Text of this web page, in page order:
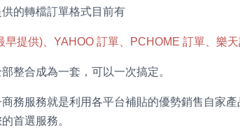
供的轉檔訂單格式目前有
早提供)、YAHOO 訂單、PCHOME 訂單、樂
整合成為一套，可以一次搞定。
務服務就是利用各平台補貼的優勢銷售自家
首選服務。